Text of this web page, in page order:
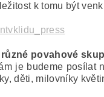
k tomu být
povahové
je budeme posílat
děti, milovníky